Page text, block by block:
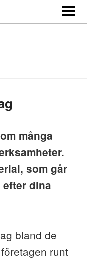
många
som går
dina
bland de
runt